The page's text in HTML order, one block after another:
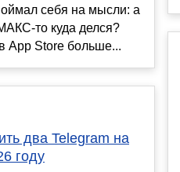
себя на мысли: а
то куда делся?
App Store больше...
два Telegram на
году